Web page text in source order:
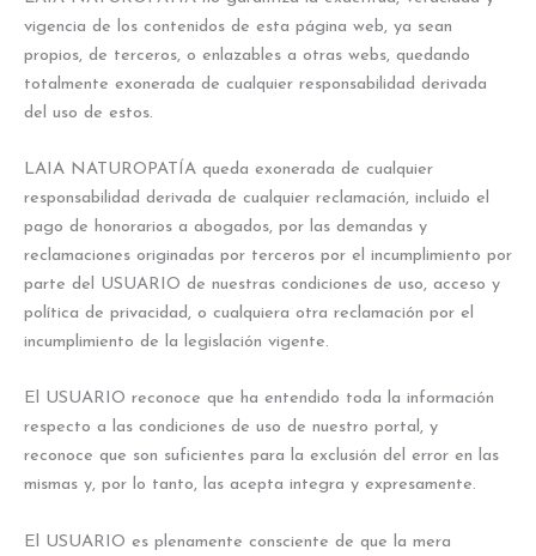
vigencia de los contenidos de esta página web, ya sean
propios, de terceros, o enlazables a otras webs, quedando
totalmente exonerada de cualquier responsabilidad derivada
del uso de estos.
LAIA NATUROPATÍA queda exonerada de cualquier
responsabilidad derivada de cualquier reclamación, incluido el
pago de honorarios a abogados, por las demandas y
reclamaciones originadas por terceros por el incumplimiento por
parte del USUARIO de nuestras condiciones de uso, acceso y
política de privacidad, o cualquiera otra reclamación por el
incumplimiento de la legislación vigente.
El USUARIO reconoce que ha entendido toda la información
respecto a las condiciones de uso de nuestro portal, y
reconoce que son suficientes para la exclusión del error en las
mismas y, por lo tanto, las acepta integra y expresamente.
El USUARIO es plenamente consciente de que la mera